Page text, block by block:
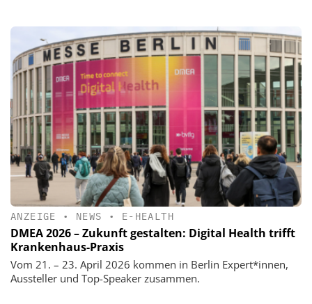
ANZEIGE • NEWS • E-HEALTH
DMEA 2026 – Zukunft gestalten: Digital Health trifft
Krankenhaus-Praxis
Vom 21. – 23. April 2026 kommen in Berlin Expert*innen,
Aussteller und Top-Speaker zusammen.